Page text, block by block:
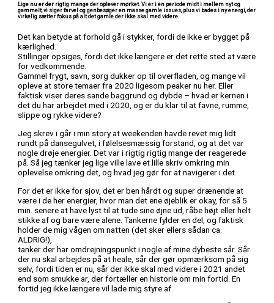
Lige nu er der rigtig mange der oplever mørket. Vi er i en periode midt i mellem nyt og
gammelt, vi siger farvel og genbesøger en masse gamle issues, plus vi bades i ny energi, der
virkelig sætter fokus på alt det gamle der ikke skal med videre.
Det kan betyde at forhold gå i stykker, fordi de ikke er bygget på
kærlighed.
Stillinger opsiges, fordi det ikke længere er det rette sted at være
for vedkommende.
Gammel frygt, savn, sorg dukker op til overfladen, og mange vil
opleve at store temaer fra 2020 ligesom peaker nu her. Eller
faktisk viser deres sande baggrund og dybde – hvad er kernen i
det du har arbejdet med i 2020, og er du klar til at favne, rumme,
slippe og rykke videre?
Jeg skrev i går i min story at weekenden havde revet mig lidt
rundt på dansegulvet, i følelsesmæssig forstand, og at det var
nogle drøje energier. Det var i rigtig rigtig mange der reagerede
på. Så jeg tænker jeg lige ville lave et lille skriv omkring min
oplevelse omkring det, og hvad jeg gør for at navigerer i det.
For det er ikke for sjov, det er ben hårdt og super drænende at
være i de her energier, hvor man det ene øjeblik er okay, for så 5
min. senere at have lyst til at tude sine øjne ud, råbe højt eller helt
stikke af og bare være alene. Tankerne fylder en del, og faktisk
holder de mig vågen om natten (det sker ellers sådan ca.
ALDRIG!),
tanker der har omdrejningspunkt i nogle af mine dybeste sår. Sår
der nu skal arbejdes på at heale, sår der gør opmærksom på sig
selv, fordi tiden er nu, sår der ikke skal med videre i 2021 andet
end som smukke ar, der fortæller en historie om min fortid. En
fortid jeg ikke længere vil lade mig styre af.